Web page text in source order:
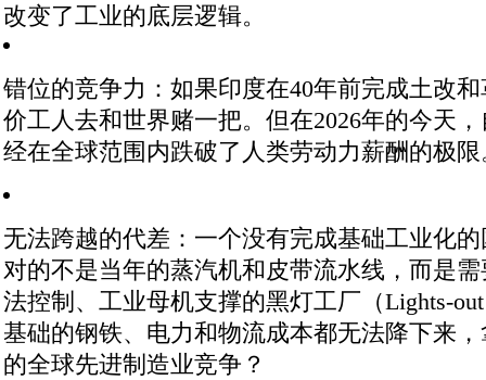
改变了工业的底层逻辑。
错位的竞争力 ：如果印度在40年前完成土改
价工人去和世界赌一把。但在2026年的今天
经在全球范围内跌破了人类劳动力薪酬的极限
无法跨越的代差 ：一个没有完成基础工业化
对的不是当年的蒸汽机和皮带流水线，而是
法控制、工业母机支撑的黑灯工厂（Lights-
基础的钢铁、电力和物流成本都无法降下来
的全球先进制造业竞争？